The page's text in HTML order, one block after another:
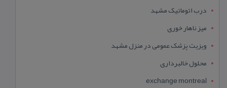
درب اتوماتیک مشهد
میز ناهار خوری
ویزیت پزشک عمومی در منزل مشهد
محلول خالبرداری
exchange montreal